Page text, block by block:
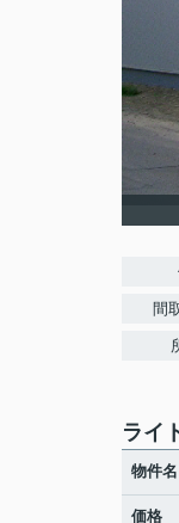
間
ライ
物件名
価格